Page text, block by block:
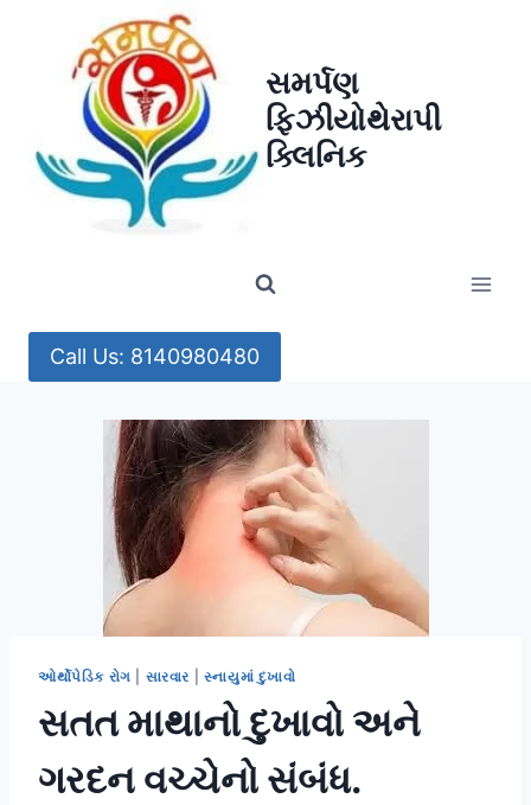
સમર્પણ
ફિઝીયોથેરાપી
ક્લિનિક
Call Us: 8140980480
ઓર્થોપેડિક રોગ સારવાર સ્નાયુમાં દુખાવો
સતત માથાનો દુખાવો અને
ગરદન વચ્ચેનો સંબંધ.